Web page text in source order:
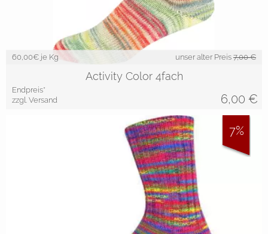
60,00€ je Kg unser alter Preis 7,00 €
Activity Color 4fach
Endpreis*
zzgl. Versand
6,00 €
7%